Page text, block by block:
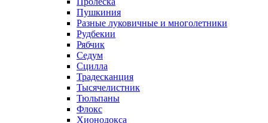
Пушкиния
Разные луковичные и многолетники
Рудбекии
Рябчик
Седум
Сцилла
Традесканция
Тысячелистник
Тюльпаны
Флокс
Хионодокса